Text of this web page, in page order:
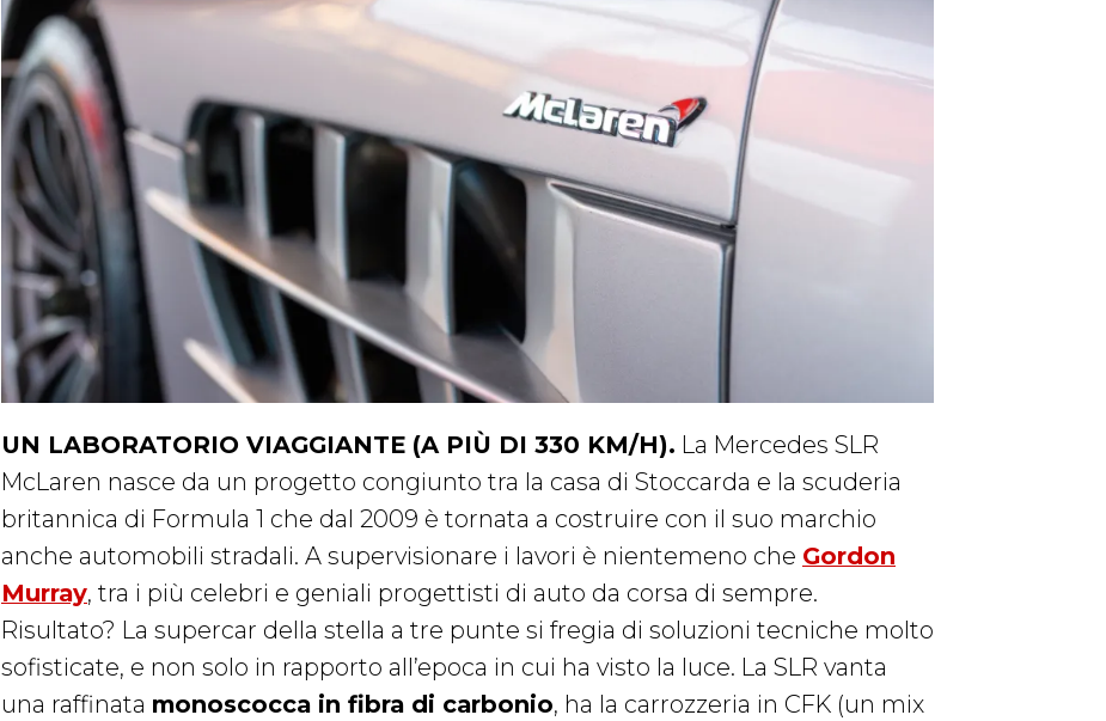
UN LABORATORIO VIAGGIANTE (A PIÙ DI 330 KM/H). La Mercedes SLR
McLaren nasce da un progetto congiunto tra la casa di Stoccarda e la scuderia
britannica di Formula 1 che dal 2009 è tornata a costruire con il suo marchio
anche automobili stradali. A supervisionare i lavori è nientemeno che Gordon
Murray, tra i più celebri e geniali progettisti di auto da corsa di sempre.
Risultato? La supercar della stella a tre punte si fregia di soluzioni tecniche molto
sofisticate, e non solo in rapporto all’epoca in cui ha visto la luce. La SLR vanta
una raffinata monoscocca in fibra di carbonio, ha la carrozzeria in CFK (un mix